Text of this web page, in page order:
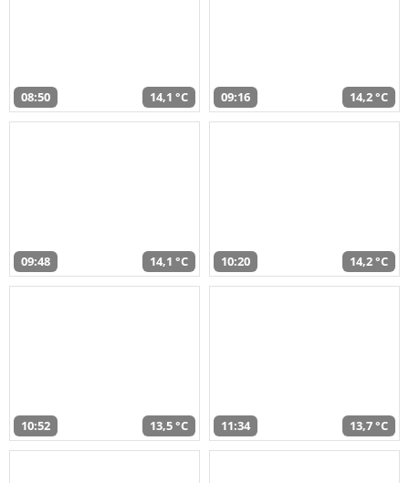
08:50 14,1 °C 09:16 14,2 °C
09:48 14,1 °C 10:20 14,2 °C
10:52 13,5 °C 11:34 13,7 °C